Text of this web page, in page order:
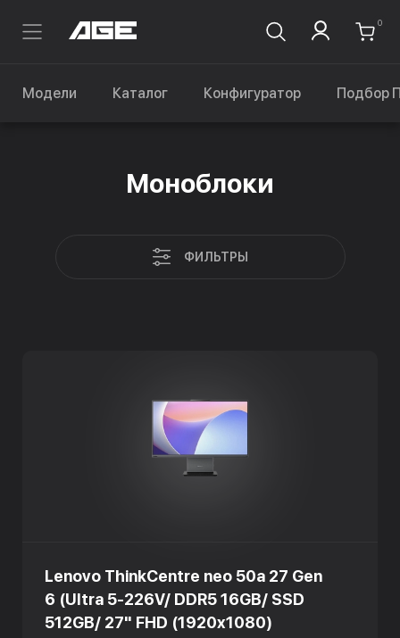
0
Модели Каталог Конфигуратор Подбор
Моноблоки
ФИЛЬТРЫ
Lenovo ThinkCentre neo 50a 27 Gen
6 (Ultra 5-226V/ DDR5 16GB/ SSD
512GB/ 27" FHD (1920x1080)